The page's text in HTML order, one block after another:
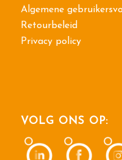
Algemene
Retourbeleid
Privacy policy
VOLG ONS OP: